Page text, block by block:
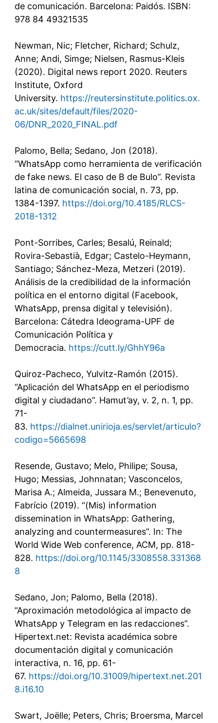
de comunicación. Barcelona: Paidós. ISBN:
978 84 49321535
Newman, Nic; Fletcher, Richard; Schulz,
Anne; Andi, Simge; Nielsen, Rasmus-Kleis
(2020). Digital news report 2020. Reuters
Institute, Oxford
University. https://reutersinstitute.politics.ox.
ac.uk/sites/default/files/2020-
06/DNR_2020_FINAL.pdf
Palomo, Bella; Sedano, Jon (2018).
“WhatsApp como herramienta de verificación
de fake news. El caso de B de Bulo”. Revista
latina de comunicación social, n. 73, pp.
1384-1397. https://doi.org/10.4185/RLCS-
2018-1312
Pont-Sorribes, Carles; Besalú, Reinald;
Rovira-Sebastià, Edgar; Castelo-Heymann,
Santiago; Sánchez-Meza, Metzeri (2019).
Análisis de la credibilidad de la información
política en el entorno digital (Facebook,
WhatsApp, prensa digital y televisión).
Barcelona: Cátedra Ideograma-UPF de
Comunicación Política y
Democracia. https://cutt.ly/GhhY96a
Quiroz-Pacheco, Yulvitz-Ramón (2015).
“Aplicación del WhatsApp en el periodismo
digital y ciudadano”. Hamut’ay, v. 2, n. 1, pp.
71-
83. https://dialnet.unirioja.es/servlet/articulo?
codigo=5665698
Resende, Gustavo; Melo, Philipe; Sousa,
Hugo; Messias, Johnnatan; Vasconcelos,
Marisa A.; Almeida, Jussara M.; Benevenuto,
Fabrício (2019). “(Mis) information
dissemination in WhatsApp: Gathering,
analyzing and countermeasures”. In: The
World Wide Web conference, ACM, pp. 818-
828. https://doi.org/10.1145/3308558.331368
8
Sedano, Jon; Palomo, Bella (2018).
“Aproximación metodológica al impacto de
WhatsApp y Telegram en las redacciones”.
Hipertext.net: Revista académica sobre
documentación digital y comunicación
interactiva, n. 16, pp. 61-
67. https://doi.org/10.31009/hipertext.net.201
8.i16.10
Swart, Joëlle; Peters, Chris; Broersma, Marcel